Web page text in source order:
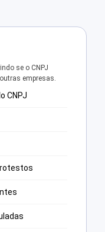
se o CNPJ
empresas.
CNPJ